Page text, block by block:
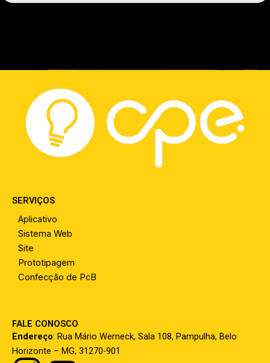
SERVIÇOS
Aplicativo
Sistema Web
Site
Prototipagem
Confecção de PcB
FALE CONOSCO
Endereço: Rua Mário Werneck, Sala 108, Pampulha, Belo
Horizonte – MG, 31270-901